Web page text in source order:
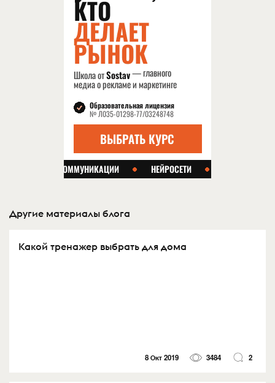
Другие материалы блога
Какой тренажер выбрать для дома
8 Окт 2019 3484 2